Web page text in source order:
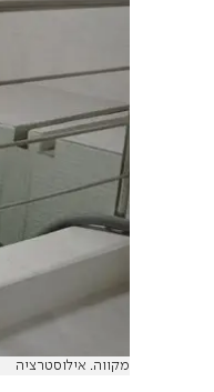
מקווה. אילוסטרציה